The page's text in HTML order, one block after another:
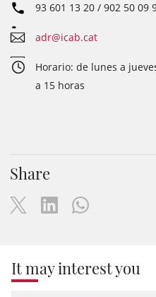
93 601 13 20 / 902 50 09
adr@icab.cat
Horario: de lunes a
a 15 horas
Share
It may interest you